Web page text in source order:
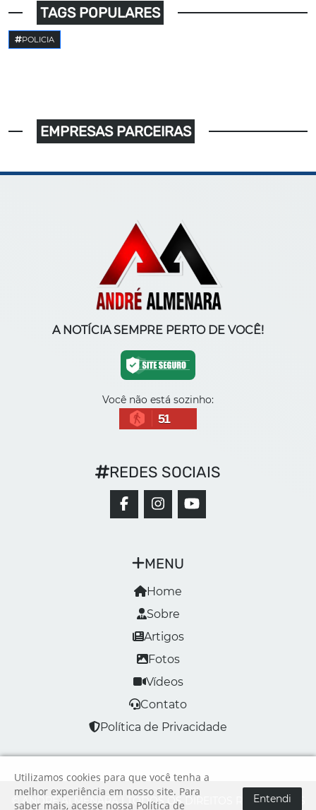
TAGS POPULARES
POLICIA
EMPRESAS PARCEIRAS
A NOTÍCIA SEMPRE PERTO DE VOCÊ!
Você não está sozinho:
51
MENU
Home
Sobre
Artigos
Fotos
Vídeos
Contato
Política de Privacidade
REDES SOCIAIS
© ANDRÉ ALMENARA | TODOS OS DIREITOS RESERVADOS
Utilizamos cookies para que você tenha a
melhor experiência em nosso site. Para
saber mais, acesse nossa Política de
Entendi